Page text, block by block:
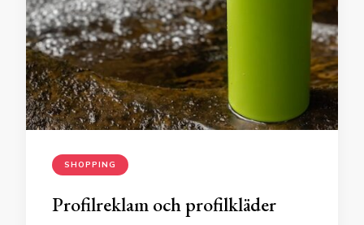
SHOPPING
Profilreklam och profilkläder